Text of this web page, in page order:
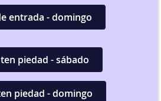
entrada - domingo
piedad - sábado
piedad - domingo